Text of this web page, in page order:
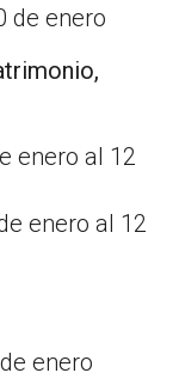
de enero
enero al 12
enero al 12
enero